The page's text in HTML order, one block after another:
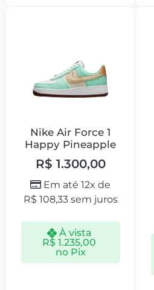
Nike Air Force 1
Happy Pineapple
R$ 1.300,00
Em até 12x de
R$ 108,33sem juros
À vista
R$ 1.235,00
no Pix